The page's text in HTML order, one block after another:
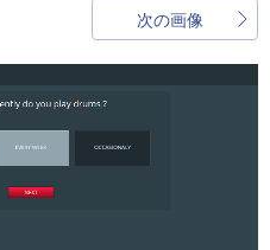
次の画像